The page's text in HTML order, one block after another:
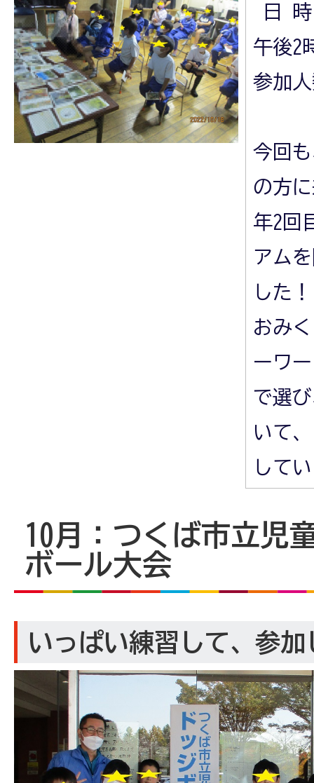
日 時
午後2
参加
今回
の方
年2回
アム
した！
おみ
ーワ
で選
いて
して
10月：つくば市立児
ボール大会
いっぱい練習して、参加